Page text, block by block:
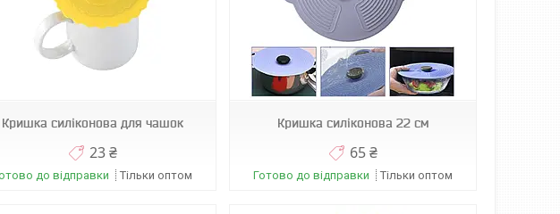
Кришка силіконова для чашок
23 ₴
до відправки Тільки оптом
Кришка силіконова 22 см
65 ₴
Готово до відправки Тільки оптом